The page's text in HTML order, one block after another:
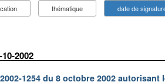
thématique
date de
2002
1254 du 8 octobre 2002